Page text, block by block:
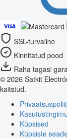
SSL-turvaline
Kinnitatud pood
Raha tagasi
© 2026 Satkit
kaitstud.
Küpsised
Küpsiste